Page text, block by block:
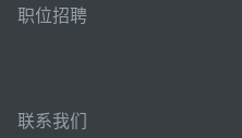
职位招聘
联系我们